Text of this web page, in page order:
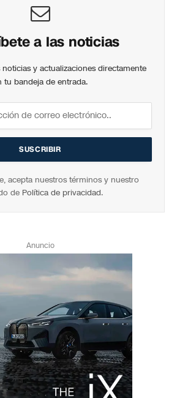
a las noticias
noticias y actualizaciones directamente
tu bandeja de entrada.
acepta nuestros términos y nuestro
de Política de privacidad.
Anuncio